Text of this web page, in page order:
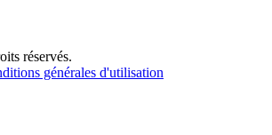
réservés.
générales d'utilisation